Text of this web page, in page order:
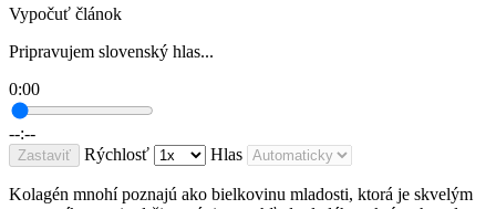
Vypočuť článok
Pripravujem slovenský hlas...
0:00
--:--
Zastaviť Rýchlosť Hlas
Kolagén mnohí poznajú ako bielkovinu mladosti, ktorá je skvelým